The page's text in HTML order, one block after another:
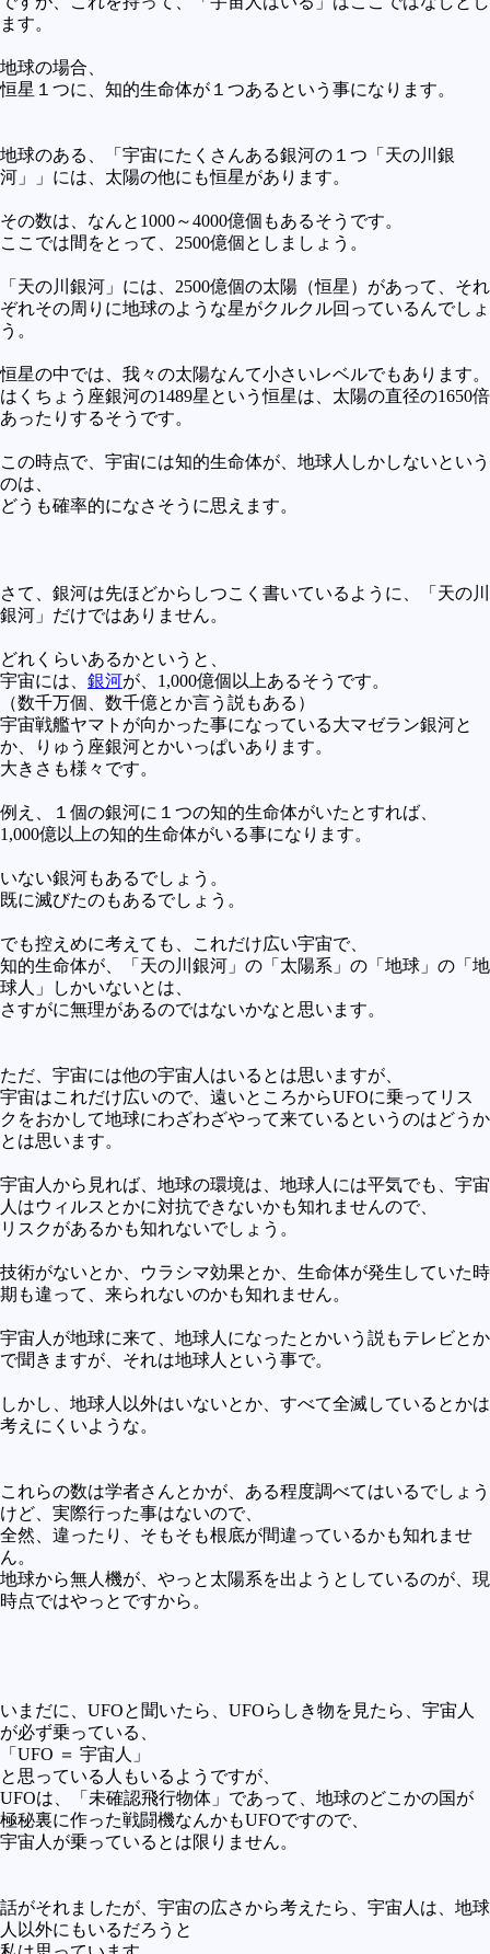
ます。
地球の場合、
恒星１つに、知的生命体が１つあるという事になります。
地球のある、「宇宙にたくさんある銀河の１つ「天の川銀
河」」には、太陽の他にも恒星があります。
その数は、なんと1000～4000億個もあるそうです。
ここでは間をとって、2500億個としましょう。
「天の川銀河」には、2500億個の太陽（恒星）があって、それ
ぞれその周りに地球のような星がクルクル回っているんでしょ
う。
恒星の中では、我々の太陽なんて小さいレベルでもあります。
はくちょう座銀河の1489星という恒星は、太陽の直径の1650倍
あったりするそうです。
この時点で、宇宙には知的生命体が、地球人しかしないという
のは、
どうも確率的になさそうに思えます。
さて、銀河は先ほどからしつこく書いているように、「天の川
銀河」だけではありません。
どれくらいあるかというと、
宇宙には、 銀河が、1,000億個以上あるそうです。
（数千万個、数千億とか言う説もある）
宇宙戦艦ヤマトが向かった事になっている大マゼラン銀河と
か、りゅう座銀河とかいっぱいあります。
大きさも様々です。
例え、１個の銀河に１つの知的生命体がいたとすれば、
1,000億以上の知的生命体がいる事になります。
いない銀河もあるでしょう。
既に滅びたのもあるでしょう。
でも控えめに考えても、これだけ広い宇宙で、
知的生命体が、「天の川銀河」の「太陽系」の「地球」の「地
球人」しかいないとは、
さすがに無理があるのではないかなと思います。
ただ、宇宙には他の宇宙人はいるとは思いますが、
宇宙はこれだけ広いので、遠いところからUFOに乗ってリス
クをおかして地球にわざわざやって来ているというのはどうか
とは思います。
宇宙人から見れば、地球の環境は、地球人には平気でも、宇宙
人はウィルスとかに対抗できないかも知れませんので、
リスクがあるかも知れないでしょう。
技術がないとか、ウラシマ効果とか、生命体が発生していた時
期も違って、来られないのかも知れません。
宇宙人が地球に来て、地球人になったとかいう説もテレビとか
で聞きますが、それは地球人という事で。
しかし、地球人以外はいないとか、すべて全滅しているとかは
考えにくいような。
これらの数は学者さんとかが、ある程度調べてはいるでしょう
けど、実際行った事はないので、
全然、違ったり、そもそも根底が間違っているかも知れませ
ん。
地球から無人機が、やっと太陽系を出ようとしているのが、現
時点ではやっとですから。
いまだに、UFOと聞いたら、UFOらしき物を見たら、宇宙人
が必ず乗っている、
「UFO ＝ 宇宙人」
と思っている人もいるようですが、
UFOは、「未確認飛行物体」であって、地球のどこかの国が
極秘裏に作った戦闘機なんかもUFOですので、
宇宙人が乗っているとは限りません。
話がそれましたが、宇宙の広さから考えたら、宇宙人は、地球
人以外にもいるだろうと